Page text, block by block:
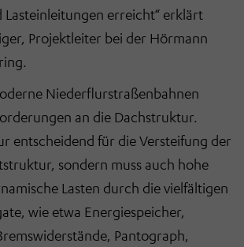
Lasteinleitungen erreicht“ erklärt
Projektleiter bei der Hörmann
Niederflurstraßenbahnen
an die Dachstruktur.
entscheidend für die Versteifung der
sondern muss auch hohe
Lasten durch die vielfältigen
wie etwa Energiespeicher,
Pantograph,